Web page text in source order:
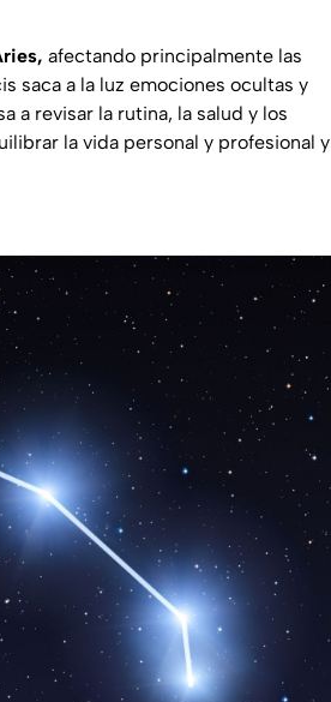
afectando principalmente las
saca a la luz emociones ocultas y
a revisar la rutina, la salud y los
la vida personal y profesional y